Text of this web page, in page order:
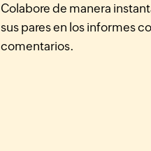
Colabore de manera
sus pares en los informes
comentarios.